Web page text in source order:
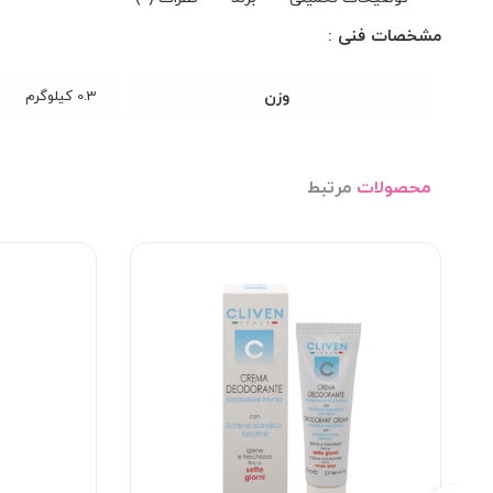
مشخصات فنی :
وزن 0.3 کیلوگرم
محصولات مرتبط